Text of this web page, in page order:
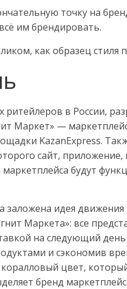
точку на
им брендировать.
как образец стиля
ритейлеров в России,
Маркет» —
KazanExpress.
сайт,
будут
заложена идея
Маркета»: все
на следующий
и сэкономив
цвет,
бренд